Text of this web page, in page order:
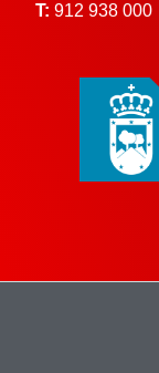
T: 912 938 000